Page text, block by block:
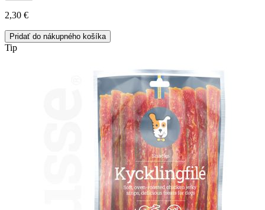
2,30 €
Pridať do nákupného košíka
Tip